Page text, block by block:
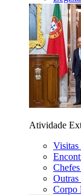
Atividade
Visitas
Outras
Corpo